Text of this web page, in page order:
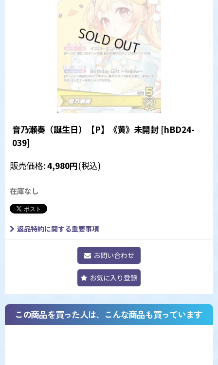
音乃瀬奏（誕生日）【P】《黄》未開封 [hBD24-
039]
販売価格:4,980円(税込)
在庫なし
返品特約に関する重要事項
お問い合わせ
お気に入り登録
この商品を買った人は、こんな商品も買っています